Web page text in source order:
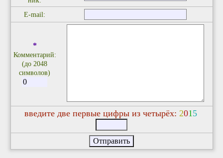
E-mail:
*
Комментарий:
(до 2048
символов)
введите две первые цифры из четырёх: 2015